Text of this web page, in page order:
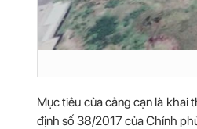
Mục tiêu của cảng cạn là
định số 38/2017 của Chính